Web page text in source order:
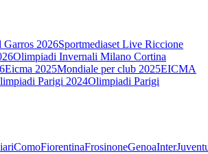
Garros 2026Sportmediaset Live Riccione
Olimpiadi Invernali Milano Cortina
Eicma 2025Mondiale per club 2025EICMA
Parigi 2024Olimpiadi Parigi
ComoFiorentinaFrosinoneGenoaInter